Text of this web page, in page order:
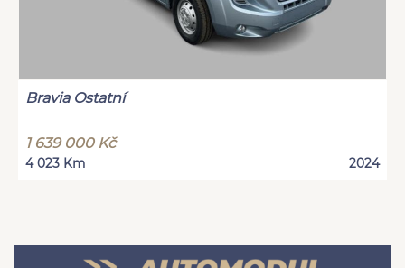
Bravia Ostatní
1 639 000 Kč
4 023 Km 2024